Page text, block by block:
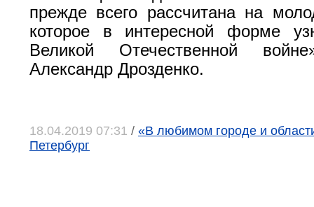
прежде всего рассчитана на
которое в интересной форме
Великой Отечественной
Александр Дрозденко.
18.04.2019 07:31 / «В любимом городе и
Петербург